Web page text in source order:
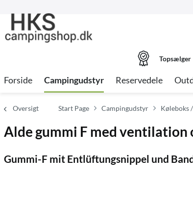
Topsælger
Forside Campingudstyr Reservedele
Oversigt Start Page Campingudstyr Køleboks
Alde gummi F med ventilation
Gummi-F mit Entlüftungsnippel und